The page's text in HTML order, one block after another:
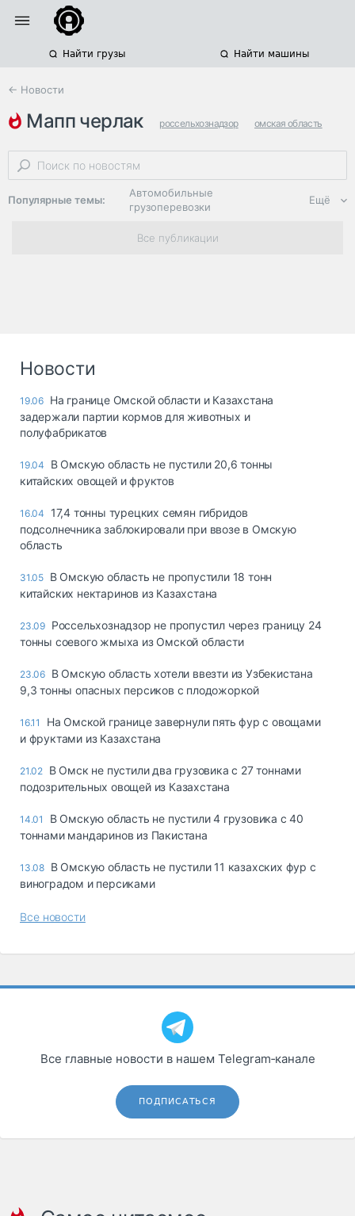
Найти грузы Найти машины
← Новости
мапп черлак россельхознадзор омская область
фитосанитарный контроль
Популярные темы:
Автомобильные
грузоперевозки
Региональная
логистика
опасные грузы
Таможня и ВЭД
грузовые
терминалы
Спецтехника
Автосервис,
запчасти, шины
автохимия
Дзен
Ещё
Все публикации
Новости
19.06 На границе Омской области и Казахстана
задержали партии кормов для животных и
полуфабрикатов
19.04
В Омскую область не пустили 20,6 тонны
китайских овощей и фруктов
16.04
17,4 тонны турецких семян гибридов
подсолнечника заблокировали при ввозе в Омскую
область
31.05 В Омскую область не пропустили 18 тонн
китайских нектаринов из Казахстана
23.09 Россельхознадзор не пропустил через границу 24
тонны соевого жмыха из Омской области
23.06 В Омскую область хотели ввезти из Узбекистана
9,3 тонны опасных персиков с плодожоркой
16.11
На Омской границе завернули пять фур с овощами
и фруктами из Казахстана
21.02 В Омск не пустили два грузовика с 27 тоннами
подозрительных овощей из Казахстана
14.01
В Омскую область не пустили 4 грузовика с 40
тоннами мандаринов из Пакистана
13.08 В Омскую область не пустили 11 казахских фур с
виноградом и персиками
Все новости
Все главные новости в нашем Telegram‑канале
ПОДПИСАТЬСЯ